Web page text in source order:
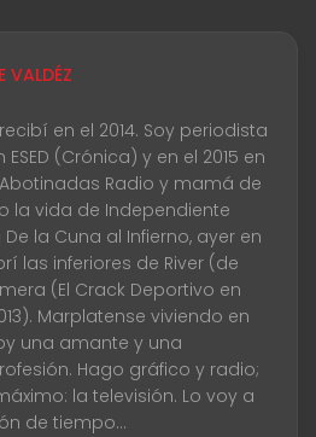
VALDÉZ
en el 2014. Soy periodista
(Crónica) y en el 2015 en
Radio y mamá de
la vida de Independiente
De la Cuna al Infierno, ayer en
las inferiores de River (de
(El Crack Deportivo en
Marplatense viviendo en
una amante y una
Hago gráfico y radio;
la televisión. Lo voy a
de tiempo...